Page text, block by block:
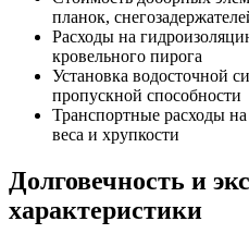
планок,
Расходы на
кровельного пирога
Установка водосточной
пропускной способности
Транспортные расходы
веса и хрупкости
Долговечность и
характеристики